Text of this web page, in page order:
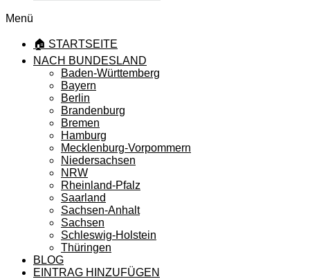
Menü
🏠 STARTSEITE
NACH BUNDESLAND
Baden-Württemberg
Bayern
Berlin
Brandenburg
Bremen
Hamburg
Mecklenburg-Vorpommern
Niedersachsen
NRW
Rheinland-Pfalz
Saarland
Sachsen-Anhalt
Sachsen
Schleswig-Holstein
Thüringen
BLOG
EINTRAG HINZUFÜGEN